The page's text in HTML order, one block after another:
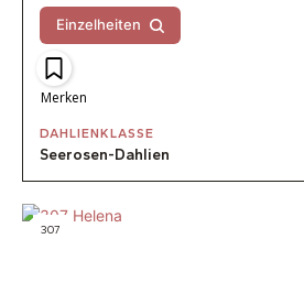
Einzelheiten
Merken
DAHLIENKLASSE
Seerosen-Dahlien
307